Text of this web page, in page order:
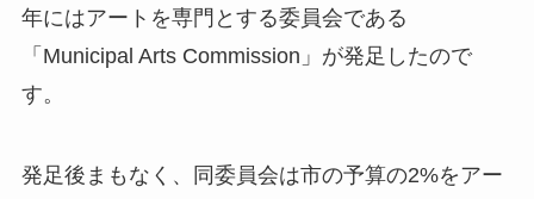
年にはアートを専門とする委員会である
「Municipal Arts Commission」が発足したので
す。
発足後まもなく、同委員会は市の予算の2%をアー